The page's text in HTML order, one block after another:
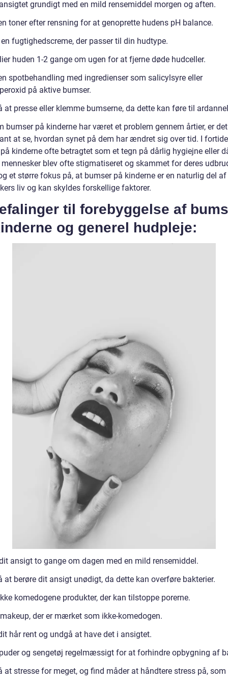
grundigt med en mild rensemiddel morgen og aften.
toner efter rensning for at genoprette hudens pH balance.
fugtighedscreme, der passer til din hudtype.
huden 1-2 gange om ugen for at fjerne døde hudceller.
spotbehandling med ingredienser som salicylsyre eller
på aktive bumser.
at presse eller klemme bumserne, da dette kan føre til
bumser på kinderne har været et problem gennem årtier, er det
at se, hvordan synet på dem har ændret sig over tid. I
kinderne ofte betragtet som et tegn på dårlig hygiejne eller
blev ofte stigmatiseret og skammet for deres
et større fokus på, at bumser på kinderne er en naturlig del
liv og kan skyldes forskellige faktorer.
til forebyggelse af
og generel hudpleje:
ansigt to gange om dagen med en mild rensemiddel.
at berøre dit ansigt unødigt, da dette kan overføre bakterier.
komedogene produkter, der kan tilstoppe porerne.
der er mærket som ikke-komedogen.
hår rent og undgå at have det i ansigtet.
og sengetøj regelmæssigt for at forhindre opbygning af
at stresse for meget, og find måder at håndtere stress på, som